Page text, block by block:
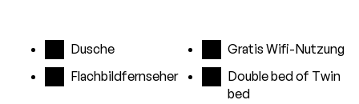
Dusche
Flachbildfernseher
Gratis Wifi-Nutzung
Double bed of Twin
bed